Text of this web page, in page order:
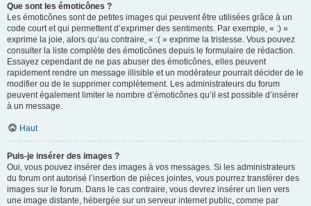
Que sont les émoticônes ?
Les émoticônes sont de petites images qui peuvent être utilisées grâce à un
code court et qui permettent d’exprimer des sentiments. Par exemple, « :) »
exprime la joie, alors qu’au contraire, « :( » exprime la tristesse. Vous pouvez
consulter la liste complète des émoticônes depuis le formulaire de rédaction.
Essayez cependant de ne pas abuser des émoticônes, elles peuvent
rapidement rendre un message illisible et un modérateur pourrait décider de le
modifier ou de le supprimer complètement. Les administrateurs du forum
peuvent également limiter le nombre d’émoticônes qu’il est possible d’insérer
à un message.
Haut
Puis-je insérer des images ?
Oui, vous pouvez insérer des images à vos messages. Si les administrateurs
du forum ont autorisé l’insertion de pièces jointes, vous pourrez transférer des
images sur le forum. Dans le cas contraire, vous devrez insérer un lien vers
une image distante, hébergée sur un serveur internet public, comme par